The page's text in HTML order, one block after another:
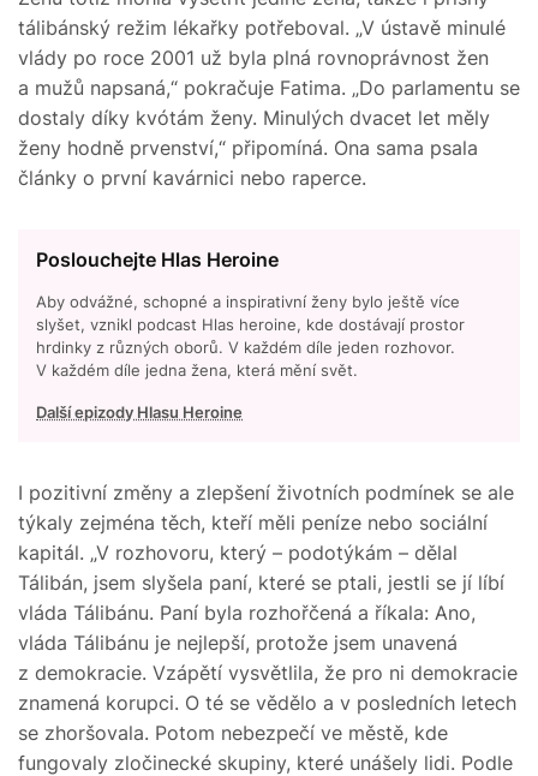
tálibánský režim lékařky potřeboval. „V ústavě minulé
vlády po roce 2001 už byla plná rovnoprávnost žen
a mužů napsaná,“ pokračuje Fatima. „Do parlamentu se
dostaly díky kvótám ženy. Minulých dvacet let měly
ženy hodně prvenství,“ připomíná. Ona sama psala
články o první kavárnici nebo raperce.
Poslouchejte Hlas Heroine
Aby odvážné, schopné a inspirativní ženy bylo ještě více
slyšet, vznikl podcast Hlas heroine, kde dostávají prostor
hrdinky z různých oborů. V každém díle jeden rozhovor.
V každém díle jedna žena, která mění svět.
Další epizody Hlasu Heroine
I pozitivní změny a zlepšení životních podmínek se ale
týkaly zejména těch, kteří měli peníze nebo sociální
kapitál. „V rozhovoru, který – podotýkám – dělal
Tálibán, jsem slyšela paní, které se ptali, jestli se jí líbí
vláda Tálibánu. Paní byla rozhořčená a říkala: Ano,
vláda Tálibánu je nejlepší, protože jsem unavená
z demokracie. Vzápětí vysvětlila, že pro ni demokracie
znamená korupci. O té se vědělo a v posledních letech
se zhoršovala. Potom nebezpečí ve městě, kde
fungovaly zločinecké skupiny, které unášely lidi. Podle